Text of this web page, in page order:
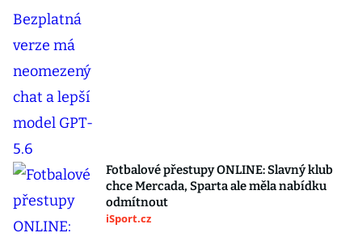
Fotbalové přestupy ONLINE: Slavný klub
chce Mercada, Sparta ale měla nabídku
odmítnout
iSport.cz